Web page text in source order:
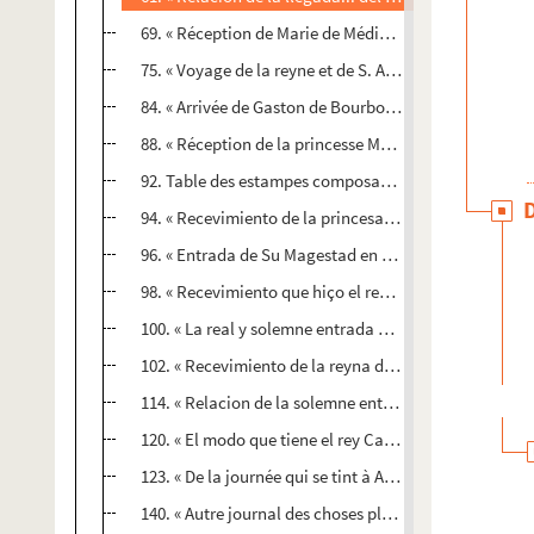
69. « Réception de Marie de Médicis, reyne de France,
75. « Voyage de la reyne et de S. A. [l'infante
84. « Arrivée de Gaston de Bourbon, frère unique du
88. « Réception de la princesse Marguerite de
92. Table des estampes composant le recueil
94. « Recevimiento de la princesa de Carignan,
96. « Entrada de Su Magestad en Zaragoza » (1542).
98. « Recevimiento que hiço el rey don Phelippe
100. « La real y solemne entrada que hizo en Milan...
102. « Recevimiento de la reyna doña Mariana,
114. « Relacion de la solemne entrada de la reyna
120. « El modo que tiene el rey Catholico, nuestro
123. « De la journée qui se tint à Arras..., pour la paix
140. « Autre journal des choses plus remarquables